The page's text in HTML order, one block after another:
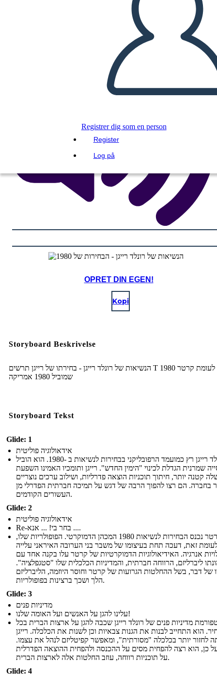
Registrer dig som en person
Register
Log på
AFSPIL DIASSHOW
LÆS FOR MIG
OPRET DIN EGEN!
Kopi
Storyboard Beskrivelse
הנשיאות של רונלד רייגן - בחירתו של רייגן תרשים T 1980 לעומת קרטר
שמוביל 1980 אמריקה
Storyboard Tekst
Glide: 1
אידאולוגיה פוליטית
רונלד רייגן רץ כמועמד הרפובליקני בבחירות לנשיאות ב -1980. הוא הוביל
שמרנית הגדלת לכינוי "הימין החדש". רייגן ותומכיו האמינו השפעת
קטנה יותר, חיתוך תוכניות הוצאה פדרליות, ושילוב ערכים נוצריים
בחברה. הם רצו להפוך הרבה של דגש על תמיכה חברתית הפדרלי מן
העשורים הקודמים.
Glide: 2
אידאולוגיה פוליטית
Re-בחר בי! ... אנא ....
ג'ימי קרטר נכנס הבחירות לנשיאות 1980 המכהן הדמוקרטי. הפופולריות שלו,
זאת, דעכה תחת בעיצומו של משבר בני הערובה האיראני עלייה
אנרגיה. האידיאולוגיות הדמוקרטיות של קרטר עלו בקנה אחד עם
ליברליזם, הרווחה חברתית, והמדיניות הכלכלית שלו "סטגפלציה".
של דבר, בשל ההחלטות הגרועות של קרטר וחוסר היוזמה, הליברליזם
הלך ושכך ברצינות בפופולריות.
Glide: 3
מדיניות פנים
עלינו להגן על האנשים ועל האומה שלנו!
מדיניות פנים של רונלד רייגן שכבה להגן על ארצות הברית בכל
הוא התחייב לבנות את הגנות צבאיות וכן לשנות את הכלכלה. רייגן
לחזור יותר בכלכלה "מסורתית", ומאפשר קפיטליזם לנהל את עצמו.
כן, הוא רצה להפחית מסים על ההכנסה ולהפחית ההוצאה הפדרלית
על תוכניות רווחה, עוזב החלטות אלה לארצות הברית.
Glide: 4